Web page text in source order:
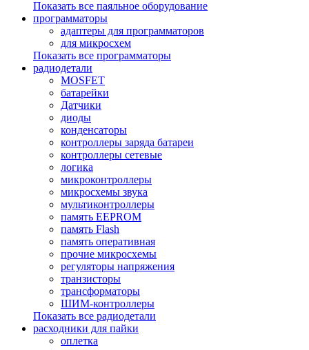
Показать все паяльное оборудование
программаторы
адаптеры для программаторов
для микросхем
Показать все программаторы
радиодетали
MOSFET
батарейки
Датчики
диоды
конденсаторы
контроллеры заряда батареи
контроллеры сетевые
логика
микроконтроллеры
микросхемы звука
мультиконтроллеры
память EEPROM
память Flash
память оперативная
прочие микросхемы
регуляторы напряжения
транзисторы
трансформаторы
ШИМ-контроллеры
Показать все радиодетали
расходники для пайки
оплетка